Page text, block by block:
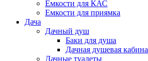
Емкости для КАС
Емкости для приямка
Дача
Дачный душ
Баки для душа
Дачная душевая кабина
Дачные туалеты